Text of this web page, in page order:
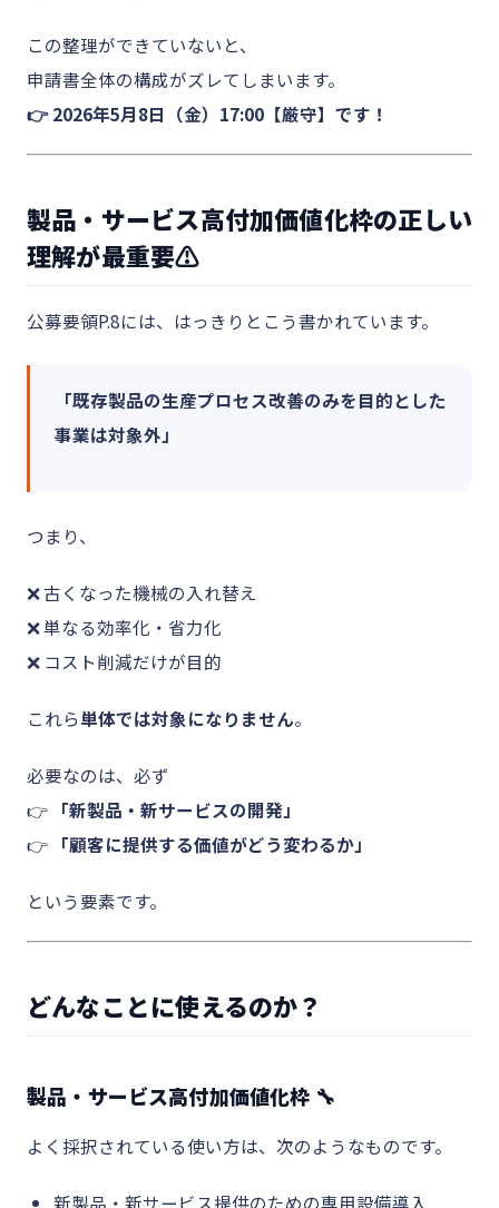
この整理ができていないと、
申請書全体の構成がズレてしまいます。
👉2026年5月8日（金）17:00【厳守】 です！
製品・サービス高付加価値化枠の正しい
理解が最重要⚠️
公募要領P.8には、はっきりとこう書かれています。
「既存製品の生産プロセス改善のみを目的とした
事業は対象外」
つまり、
❌ 古くなった機械の入れ替え
❌ 単なる効率化・省力化
❌ コスト削減だけが目的
これら単体では対象になりません。
必要なのは、必ず
👉 「新製品・新サービスの開発」
👉 「顧客に提供する価値がどう変わるか」
という要素です。
どんなことに使えるのか？
製品・サービス高付加価値化枠 🔧
よく採択されている使い方は、次のようなものです。
新製品・新サービス提供のための専用設備導入